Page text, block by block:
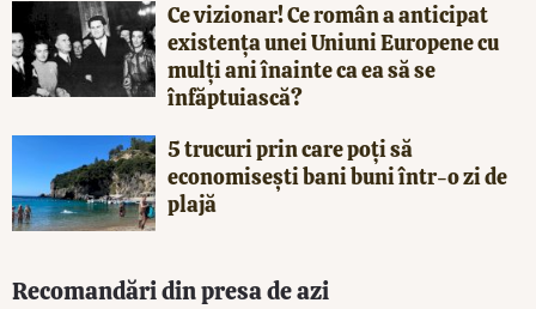
Ce vizionar! Ce român a anticipat
existența unei Uniuni Europene cu
mulți ani înainte ca ea să se
înfăptuiască?
5 trucuri prin care poți să
economisești bani buni într-o zi de
plajă
Recomandări din presa de azi